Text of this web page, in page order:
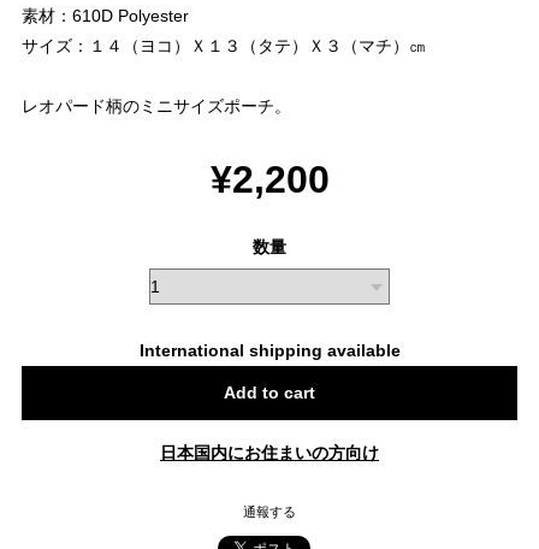
素材：610D Polyester
サイズ：１４（ヨコ）Ｘ１３（タテ）Ｘ３（マチ）㎝
レオパード柄のミニサイズポーチ。
¥2,200
数量
International shipping available
Add to cart
日本国内にお住まいの方向け
通報する